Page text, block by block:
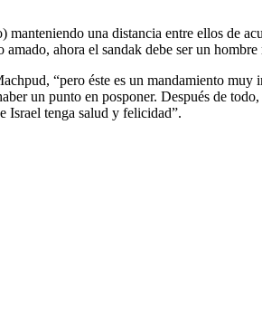
una distancia entre ellos de
ahora el sandak debe ser un
“pero éste es un mandamiento muy
un punto en posponer. Después de
Israel tenga salud y felicidad”.